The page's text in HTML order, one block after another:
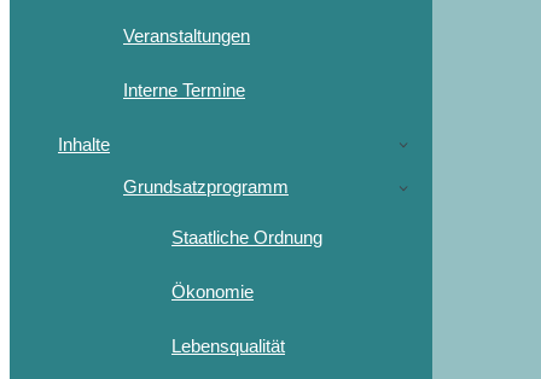
Veranstaltungen
Interne Termine
Inhalte
Grundsatzprogramm
Staatliche Ordnung
Ökonomie
Lebensqualität